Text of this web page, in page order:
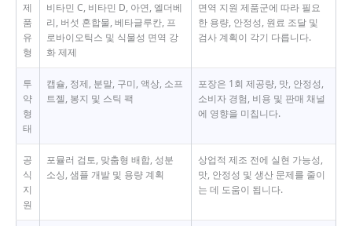
제
품
유
형
비타민 C, 비타민 D, 아연, 엘더베
리, 버섯 혼합물, 베타글루칸, 프
로바이오틱스 및 식물성 면역 강
화 제제
면역 지원 제품군에 따라 필요
한 용량, 안정성, 원료 조달 및
검사 계획이 각기 다릅니다.
투
약
형
태
캡슐, 정제, 분말, 구미, 액상, 소프
트젤, 봉지 및 스틱 팩
포장은 1회 제공량, 맛, 안정성,
소비자 경험, 비용 및 판매 채널
에 영향을 미칩니다.
공
식
지
원
포뮬러 검토, 맞춤형 배합, 성분
소싱, 샘플 개발 및 용량 계획
상업적 제조 전에 실현 가능성,
맛, 안정성 및 생산 문제를 줄이
는 데 도움이 됩니다.